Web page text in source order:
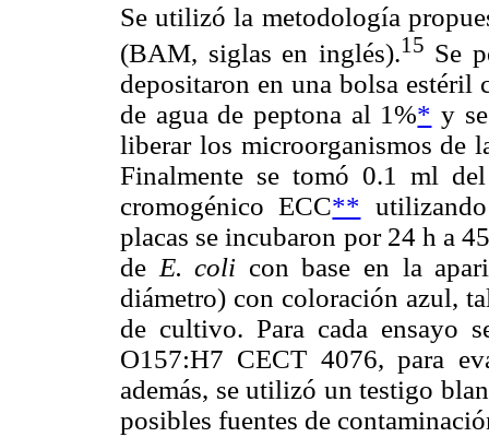
Se utilizó la metodología
(BAM, siglas en inglés).15 Se
depositaron en una bolsa estéril
de agua de peptona al 1%* y
liberar los microorganismos de
Finalmente se tomó 0.1 ml
cromogénico ECC**
placas se incubaron por 24 h a
de E. coli con base en la
diámetro) con coloración azul,
de cultivo. Para cada ensayo
O157:H7 CECT 4076, para
además, se utilizó un testigo
posibles fuentes de